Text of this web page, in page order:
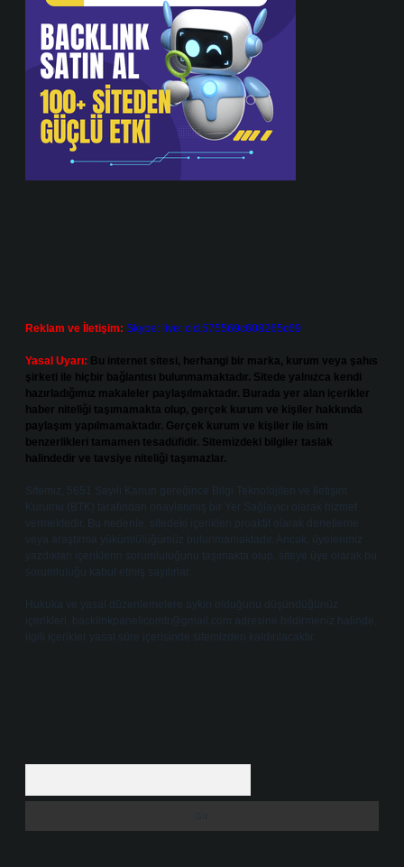
Reklam ve İletişim: Skype: live:.cid.575569c608265c69
Yasal Uyarı: Bu internet sitesi, herhangi bir marka, kurum veya şahıs
şirketi ile hiçbir bağlantısı bulunmamaktadır. Sitede yalnızca kendi
hazırladığımız makaleler paylaşılmaktadır. Burada yer alan içerikler
haber niteliği taşımamakta olup, gerçek kurum ve kişiler hakkında
paylaşım yapılmamaktadır. Gerçek kurum ve kişiler ile isim
benzerlikleri tamamen tesadüfidir. Sitemizdeki bilgiler taslak
halindedir ve tavsiye niteliği taşımazlar.
Sitemiz, 5651 Sayılı Kanun gereğince Bilgi Teknolojileri ve İletişim
Kurumu (BTK) tarafından onaylanmış bir Yer Sağlayıcı olarak hizmet
vermektedir. Bu nedenle, sitedeki içerikleri proaktif olarak denetleme
veya araştırma yükümlülüğümüz bulunmamaktadır. Ancak, üyelerimiz
yazdıkları içeriklerin sorumluluğunu taşımakta olup, siteye üye olarak bu
sorumluluğu kabul etmiş sayılırlar.
Hukuka ve yasal düzenlemelere aykırı olduğunu düşündüğünüz
içerikleri,
backlinkpanelicomtr@gmail.com adresine bildirmeniz halinde,
ilgili içerikler yasal süre içerisinde sitemizden kaldırılacaktır.